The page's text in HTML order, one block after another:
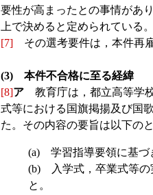
要性が高まったとの事情があ
上で決めると定められている。
[7] その選考要件は，本件再
(3) 本件不合格に至る経緯
[8]ア 教育庁は，都立高等学
式等における国旗掲揚及び国
た。その内容の要旨は以下の
(a) 学習指導要領に基づ
(b) 入学式，卒業式等の
と。